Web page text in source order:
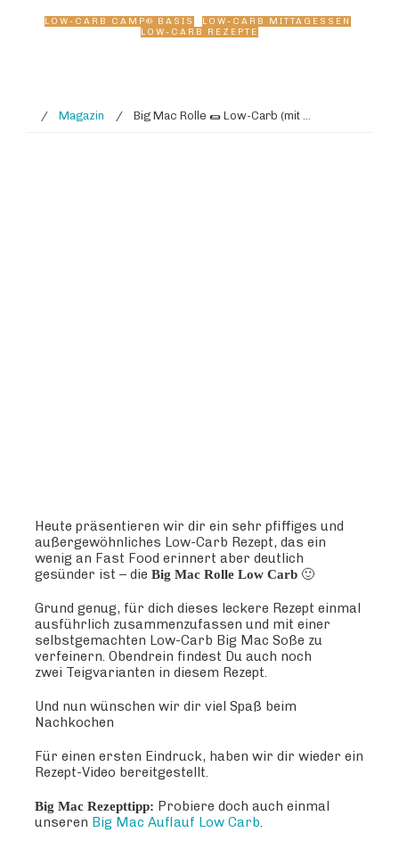
LOW-CARB CAMP® BASIS LOW-CARB MITTAGESSEN
LOW-CARB REZEPTE
/ Magazin / Big Mac Rolle 🌯 Low-Carb (mit zwei Teigvarianten)
Heute präsentieren wir dir ein sehr pfiffiges und
außergewöhnliches Low-Carb Rezept, das ein
wenig an Fast Food erinnert aber deutlich
gesünder ist – die Big Mac Rolle Low Carb 🙂
Grund genug, für dich dieses leckere Rezept einmal
ausführlich zusammenzufassen und mit einer
selbstgemachten Low-Carb Big Mac Soße zu
verfeinern. Obendrein findest Du auch noch
zwei Teigvarianten in diesem Rezept.
Und nun wünschen wir dir viel Spaß beim
Nachkochen
Für einen ersten Eindruck, haben wir dir wieder ein
Rezept-Video bereitgestellt.
Big Mac Rezepttipp: Probiere doch auch einmal
unseren Big Mac Auflauf Low Carb.